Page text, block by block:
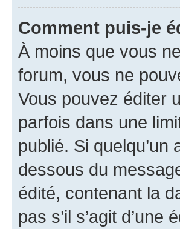
Comment puis-je
À moins que vous
forum, vous ne
Vous pouvez éditer
parfois dans une
publié. Si
dessous du
édité, contenant la
pas s’il s’agit